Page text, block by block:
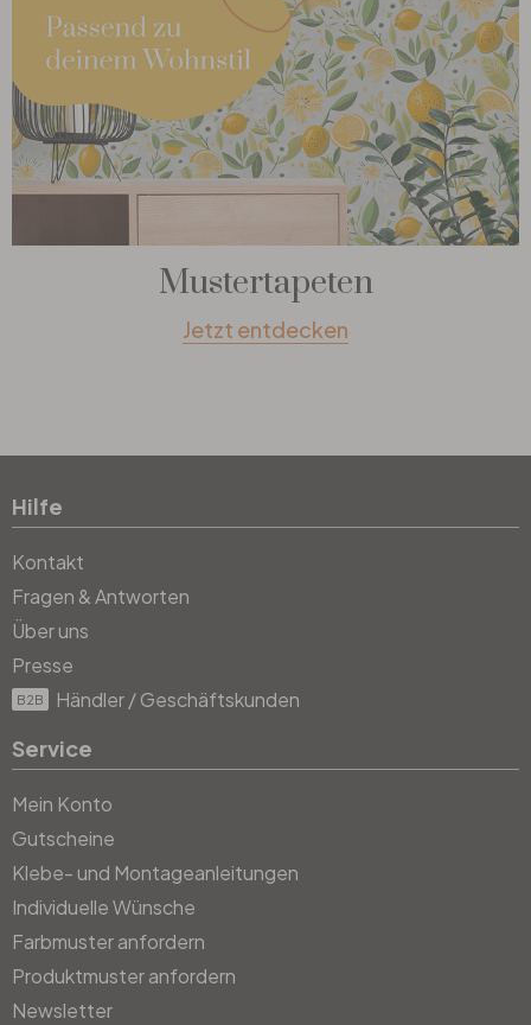
Mustertapeten
Jetzt entdecken
Hilfe
Kontakt
Fragen & Antworten
Über uns
Presse
B2B Händler / Geschäftskunden
Service
Mein Konto
Gutscheine
Klebe- und Montageanleitungen
Individuelle Wünsche
Farbmuster anfordern
Produktmuster anfordern
Newsletter